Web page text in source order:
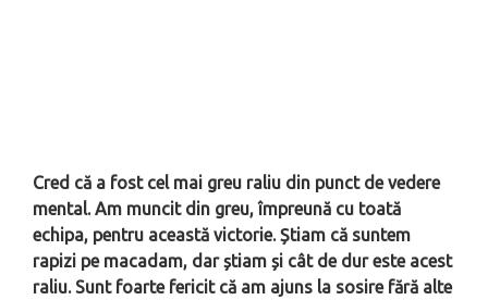
Cred că a fost cel mai greu raliu din punct de vedere
mental. Am muncit din greu, împreună cu toată
echipa, pentru această victorie. Știam că suntem
rapizi pe macadam, dar știam și cât de dur este acest
raliu. Sunt foarte fericit că am ajuns la sosire fără alte